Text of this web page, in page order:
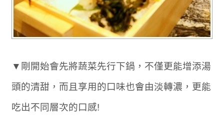
▼剛開始會先將蔬菜先行下鍋，不僅更能增添湯
頭的清甜，而且享用的口味也會由淡轉濃，更能
吃出不同層次的口感!